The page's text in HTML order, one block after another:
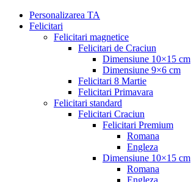
Personalizarea TA
Felicitari
Felicitari magnetice
Felicitari de Craciun
Dimensiune 10×15 cm
Dimensiune 9×6 cm
Felicitari 8 Martie
Felicitari Primavara
Felicitari standard
Felicitari Craciun
Felicitari Premium
Romana
Engleza
Dimensiune 10×15 cm
Romana
Engleza